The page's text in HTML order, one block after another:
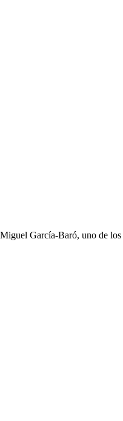
García-Baró, uno de los